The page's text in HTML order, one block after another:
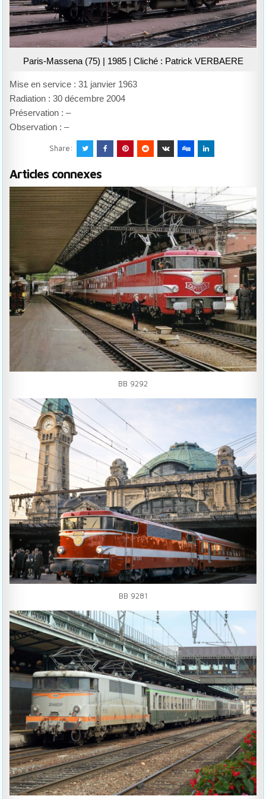
Paris-Massena (75) | 1985 | Cliché : Patrick VERBAERE
Mise en service : 31 janvier 1963
Radiation : 30 décembre 2004
Préservation : –
Observation : –
Share:
Articles connexes
BB 9292
BB 9281